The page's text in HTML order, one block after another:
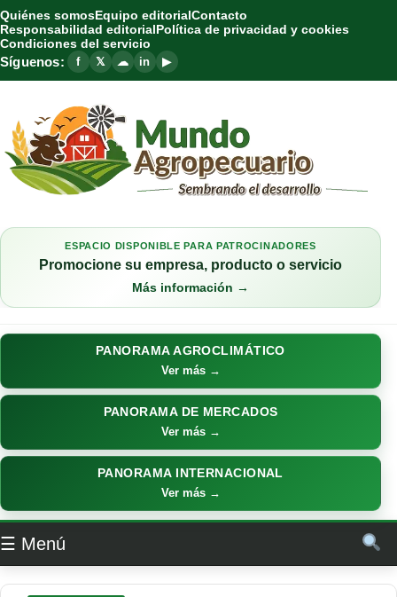
Quiénes somosEquipo editorialContacto
Responsabilidad editorialPolítica de privacidad y cookies
Condiciones del servicio
Síguenos: f 𝕏 ☁ in ▶
ESPACIO DISPONIBLE PARA PATROCINADORES
Promocione su empresa, producto o servicio
Más información →
PANORAMA AGROCLIMÁTICO
Ver más →
PANORAMA DE MERCADOS
Ver más →
PANORAMA INTERNACIONAL
Ver más →
☰ Menú